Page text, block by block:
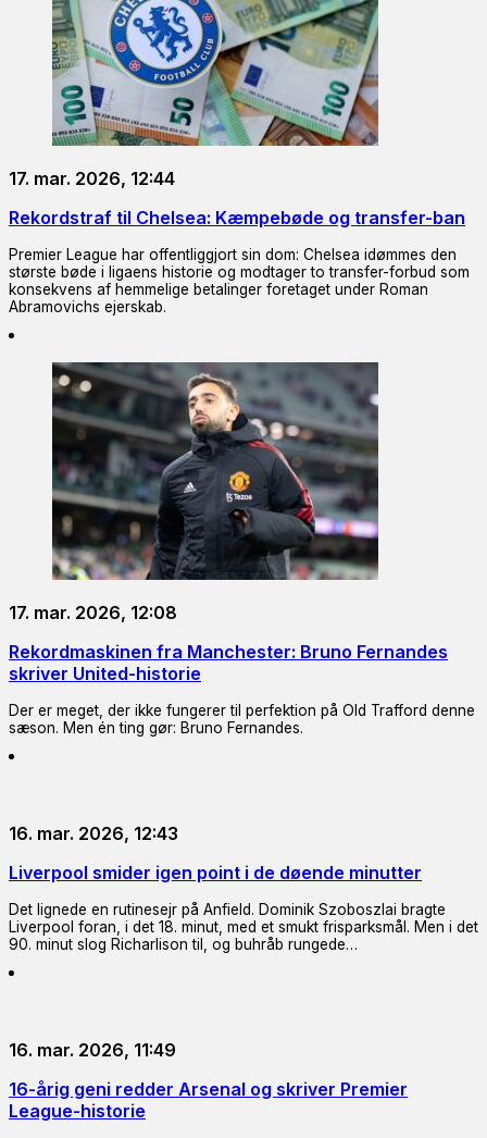
17. mar. 2026, 12:44
Rekordstraf til Chelsea: Kæmpebøde og transfer-ban
Premier League har offentliggjort sin dom: Chelsea idømmes den
største bøde i ligaens historie og modtager to transfer-forbud som
konsekvens af hemmelige betalinger foretaget under Roman
Abramovichs ejerskab.
17. mar. 2026, 12:08
Rekordmaskinen fra Manchester: Bruno Fernandes
skriver United-historie
Der er meget, der ikke fungerer til perfektion på Old Trafford denne
sæson. Men én ting gør: Bruno Fernandes.
16. mar. 2026, 12:43
Liverpool smider igen point i de døende minutter
Det lignede en rutinesejr på Anfield. Dominik Szoboszlai bragte
Liverpool foran, i det 18. minut, med et smukt frisparksmål. Men i det
90. minut slog Richarlison til, og buhråb rungede…
16. mar. 2026, 11:49
16-årig geni redder Arsenal og skriver Premier
League-historie